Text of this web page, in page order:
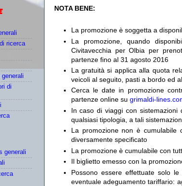
NOTA BENE:
La promozione è soggetta a
La promozione, quando
Civitavecchia per Olbia per
partenze fino al 31 agosto 2016
La gratuità si applica alla quota
veicoli al seguito, pasti a bordo ed
Cerca le date in promozione
partenze online su grimaldi-
In caso di viaggi con
qualsiasi tipologia, a tali
La promozione non è
diversamente specificato
La promozione è cumulabile con
Il biglietto emesso con la
Possono essere effettuate solo
eventuale adeguamento tariffario:
ricerca
di
generali